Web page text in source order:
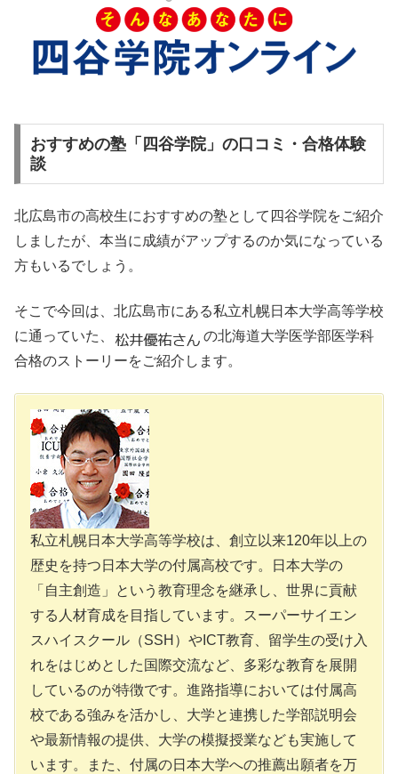
おすすめの塾「四谷学院」の口コミ・合格体験
談
北広島市の高校生におすすめの塾として四谷学院をご紹介
しましたが、本当に成績がアップするのか気になっている
方もいるでしょう。
そこで今回は、北広島市にある私立札幌日本大学高等学校
に通っていた、
の北海道大学医学部医学科
合格のストーリーをご紹介します。
私立札幌日本大学高等学校は、創立以来120年以上の
歴史を持つ日本大学の付属高校です。日本大学の
「自主創造」という教育理念を継承し、世界に貢献
する人材育成を目指しています。スーパーサイエン
スハイスクール（SSH）やICT教育、留学生の受け入
れをはじめとした国際交流など、多彩な教育を展開
しているのが特徴です。進路指導においては付属高
校である強みを活かし、大学と連携した学部説明会
や最新情報の提供、大学の模擬授業なども実施して
います。また、付属の日本大学への推薦出願者を万